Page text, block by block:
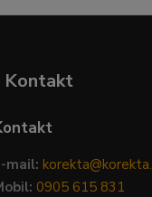
Kontakt
mail:
0905 615 831